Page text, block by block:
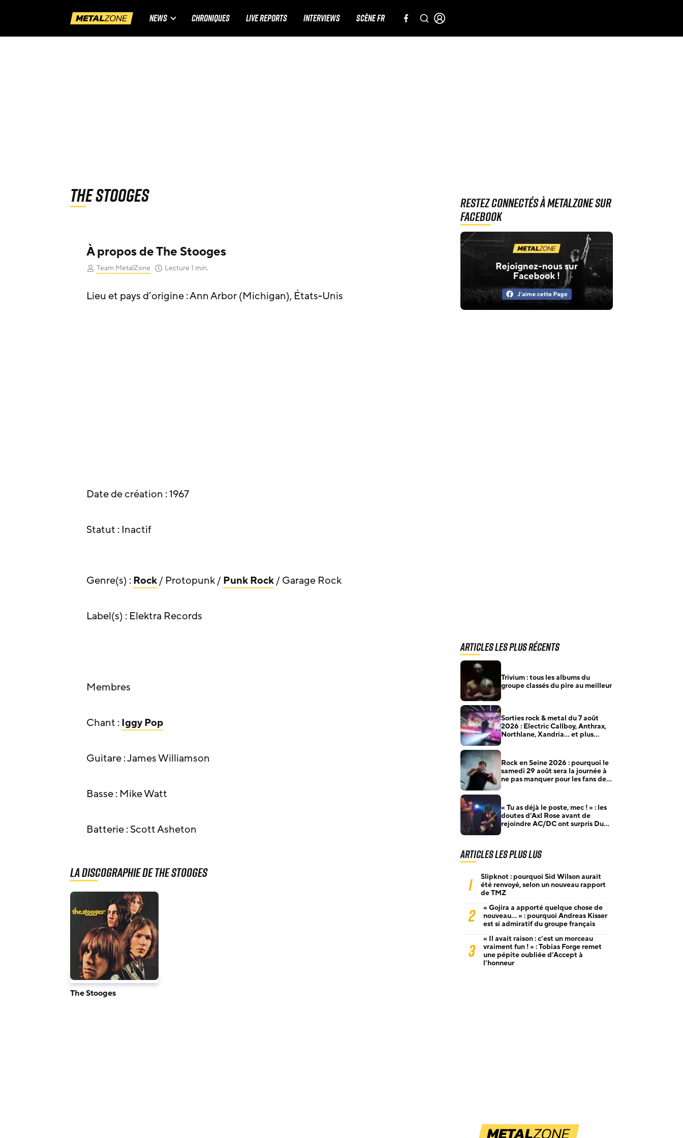
NEWS CHRONIQUES LIVE REPORTS INTERVIEWS SCÈNE FR
Team MetalZone Lecture 1 min.
À propos de The Stooges
Lieu et pays d’origine : Ann Arbor (Michigan), États-Unis
Date de création : 1967
Statut : Inactif
Genre(s) :Rock/ Protopunk /Punk Rock/ Garage Rock
Label(s) : Elektra Records
Membres
Chant :Iggy Pop
Guitare : James Williamson
Basse : Mike Watt
Batterie : Scott Asheton
The Stooges
La discographie de The Stooges
The Stooges
Restez connectés à MetalZone sur
Facebook
Articles les plus récents
Trivium : tous les albums du
groupe classés du pire au meilleur
Sorties rock & metal du 7 août
2026 : Electric Callboy, Anthrax,
Northlane, Xandria… et plus
Rock en Seine 2026 : pourquoi le
samedi 29 août sera la journée à
ne pas manquer pour les fans de
« Tu as déjà le poste, mec ! » : les
doutes d’Axl Rose avant de
rejoindre AC/DC ont surpris Duff
Articles les plus lus
1
Slipknot : pourquoi Sid Wilson aurait
été renvoyé, selon un nouveau rapport
de TMZ
2
« Gojira a apporté quelque chose de
nouveau… » : pourquoi Andreas Kisser
est si admiratif du groupe français
3
« Il avait raison : c’est un morceau
vraiment fun ! » : Tobias Forge remet
une pépite oubliée d’Accept à
l’honneur